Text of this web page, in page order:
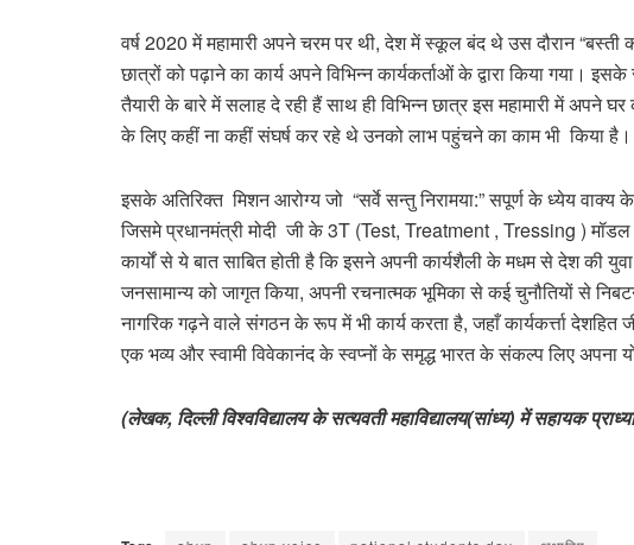
वर्ष 2020 में महामारी अपने चरम पर थी, देश में स्कूल बंद थे उस दौरान “बस्ती
छात्रों को पढ़ाने का कार्य अपने विभिन्न कार्यकर्ताओं के द्वारा किया गया।
तैयारी के बारे में सलाह दे रही हैं साथ ही विभिन्न छात्र इस महामारी में अपने
के लिए कहीं ना कहीं संघर्ष कर रहे थे उनको लाभ पहुंचने का काम भी किया है।
इसके अतिरिक्त मिशन आरोग्य जो “सर्वे सन्तु निरामया:” सपूर्ण के ध्येय वाक्य
जिसमे प्रधानमंत्री मोदी जी के 3T (Test, Treatment , Tressing )
कार्यों से ये बात साबित होती है कि इसने अपनी कार्यशैली के मधम से देश की
जनसामान्य को जागृत किया, अपनी रचनात्मक भूमिका से कई चुनौतियों से
नागरिक गढ़ने वाले संगठन के रूप में भी कार्य करता है, जहाँ कार्यकर्त्ता
एक भव्य और स्वामी विवेकानंद के स्वप्नों के समृद्ध भारत के संकल्प लिए अपना
(लेखक, दिल्ली विश्वविद्यालय के सत्यवती महाविद्यालय(सांध्य) में सहायक